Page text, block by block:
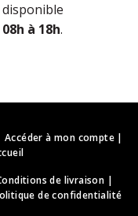
à 18h.
Accéder à mon compte|
de livraison |
de confidentialité